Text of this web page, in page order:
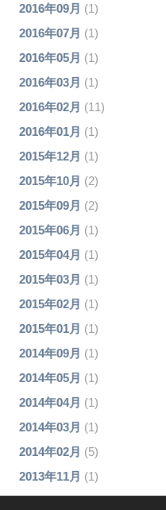
2016年09月 (1)
2016年07月 (1)
2016年05月 (1)
2016年03月 (1)
2016年02月 (11)
2016年01月 (1)
2015年12月 (1)
2015年10月 (2)
2015年09月 (2)
2015年06月 (1)
2015年04月 (1)
2015年03月 (1)
2015年02月 (1)
2015年01月 (1)
2014年09月 (1)
2014年05月 (1)
2014年04月 (1)
2014年03月 (1)
2014年02月 (5)
2013年11月 (1)